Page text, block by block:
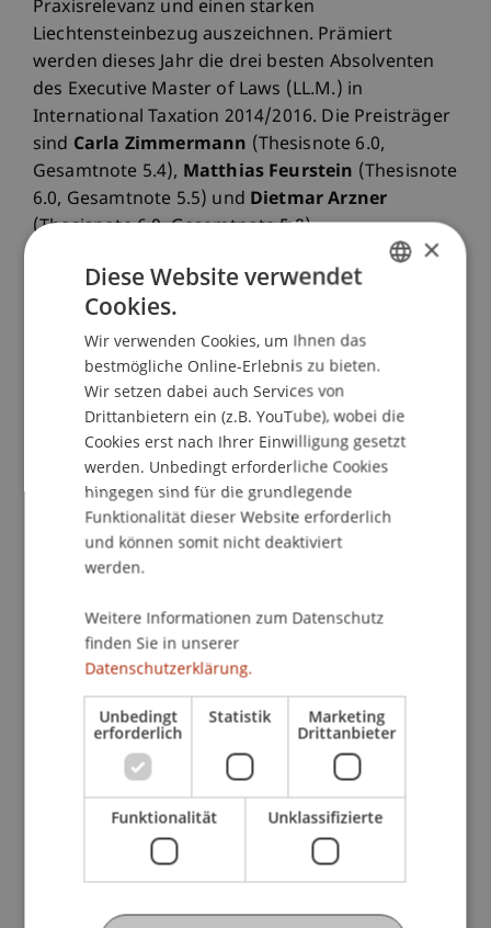
Praxisrelevanz und einen starken
Liechtensteinbezug auszeichnen. Prämiert
werden dieses Jahr die drei besten Absolventen
des Executive Master of Laws (LL.M.) in
International Taxation 2014/2016. Die Preisträger
sind Carla Zimmermann (Thesisnote 6.0,
Gesamtnote 5.4), Matthias Feurstein (Thesisnote
6.0, Gesamtnote 5.5) und Dietmar Arzner
(Thesisnote 6.0, Gesamtnote 5.8).
Mit diesem Wettbewerb unterstützt die
Groupdie Bestrebungen des Lehrstuhls die
Forschenden und Studierenden zu
hervorragenden wissenschaftlichen und
herausragenden praxisrelevanten Leistungen mit
starkem Liechtensteinbezug anzuspornen.
Programm
17.00 Uhr
Begrüssung
internationalen Steuerrechts für den
Wirtschaftsstandort und Finanzplatz
Liechtenstein
Vorstellung und Hintergründe: Tax Excellence
Award - IMT Award for outstanding academic
achievements
Prof. Dr. Martin Wenz, Universität Liechtenstein,
Dr. Erek Nuener, LL.M., RA, IMT Financial Advisors
17.30 Uhr
×
Diese Website verwendet
Cookies.
Wir verwenden Cookies, um Ihnen das
bestmögliche Online-Erlebnis zu bieten.
Wir setzen dabei auch Services von
Drittanbietern ein (z.B. YouTube), wobei die
Cookies erst nach Ihrer Einwilligung gesetzt
werden. Unbedingt erforderliche Cookies
hingegen sind für die grundlegende
Funktionalität dieser Website erforderlich
und können somit nicht deaktiviert
werden.
Weitere Informationen zum Datenschutz
finden Sie in unserer
Datenschutzerklärung.
Unbedingt
erforderlich
Statistik Marketing
Drittanbieter
Funktionalität Unklassifizierte